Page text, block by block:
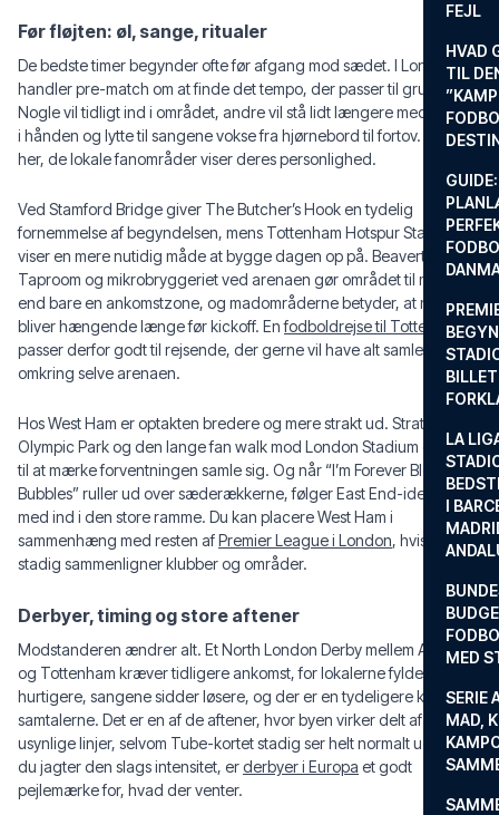
FEJL
HVAD
TIL
LA
I
MED
SERIE
MAD,
Før fløjten: øl, sange, ritualer
De bedste timer begynder ofte før afgang mod sædet. I London
handler pre-match om at finde det tempo, der passer til gruppen.
Nogle vil tidligt ind i området, andre vil stå lidt længere med et glas
i hånden og lytte til sangene vokse fra hjørnebord til fortov. Det er
her, de lokale fanområder viser deres personlighed.
Ved Stamford Bridge giver The Butcher’s Hook en tydelig
fornemmelse af begyndelsen, mens Tottenham Hotspur Stadium
viser en mere nutidig måde at bygge dagen op på. Beavertown
Taproom og mikrobryggeriet ved arenaen gør området til mere
end bare en ankomstzone, og madområderne betyder, at mange
bliver hængende længe før kickoff. Enfodboldrejse til Tottenham
passer derfor godt til rejsende, der gerne vil have alt samlet
omkring selve arenaen.
Hos West Ham er optakten bredere og mere strakt ud. Stratford,
Olympic Park og den lange fan walk mod London Stadium giver tid
til at mærke forventningen samle sig. Og når “I’m Forever Blowing
Bubbles” ruller ud over sæderækkerne, følger East End-identiteten
med ind i den store ramme. Du kan placere West Ham i
sammenhæng med resten afPremier League i London, hvis du
stadig sammenligner klubber og områder.
Derbyer, timing og store aftener
Modstanderen ændrer alt. Et North London Derby mellem Arsenal
og Tottenham kræver tidligere ankomst, for lokalerne fyldes
hurtigere, sangene sidder løsere, og der er en tydeligere kant i
samtalerne. Det er en af de aftener, hvor byen virker delt af
usynlige linjer, selvom Tube-kortet stadig ser helt normalt ud. Hvis
du jagter den slags intensitet, erderbyer i Europa et godt
pejlemærke for, hvad der venter.